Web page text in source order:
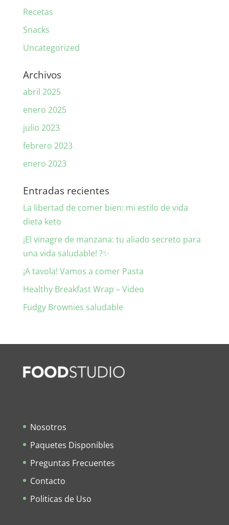
Recetas
Snacks
Uncategorized
Archivos
abril 2025
enero 2025
julio 2023
febrero 2023
enero 2023
Entradas recientes
La libertad de comer bien: mi estilo de vida
dieta keto
¡El vinagre de manzana: tu aliado secreto para
una vida saludable! ?✨
¡A tavola! Vamos a comer Pasta
Healthy Breakfast Wrap – Video
Fudgy Brownies saludable
Nosotros
Paquetes Disponibles
Preguntas Frecuentes
Contacto
Politicas de Uso